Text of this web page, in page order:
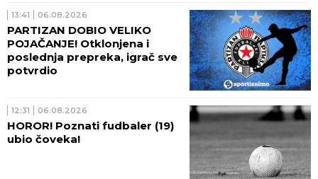
13:41 06.08.2026
PARTIZAN DOBIO VELIKO
POJAČANJE! Otklonjena i
poslednja prepreka, igrač sve
potvrdio
12:31 06.08.2026
HOROR! Poznati fudbaler (19)
ubio čoveka!